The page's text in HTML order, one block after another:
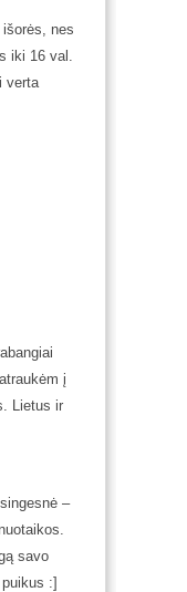
nes
iki 16 val.
verta
į
Lietus ir
–
savo
:]